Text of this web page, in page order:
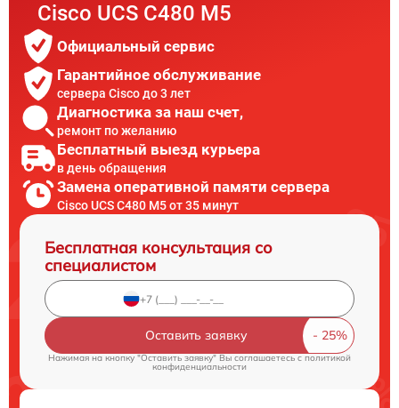
Cisco UCS C480 M5
Официальный сервис
Гарантийное обслуживание
сервера Cisco до 3 лет
Диагностика за наш счет,
ремонт по желанию
Бесплатный выезд курьера
в день обращения
Замена оперативной памяти сервера
Cisco UCS C480 M5 от 35 минут
Бесплатная консультация со
специалистом
Оставить заявку
Нажимая на кнопку "Оставить заявку" Вы соглашаетесь cполитикой
конфиденциальности